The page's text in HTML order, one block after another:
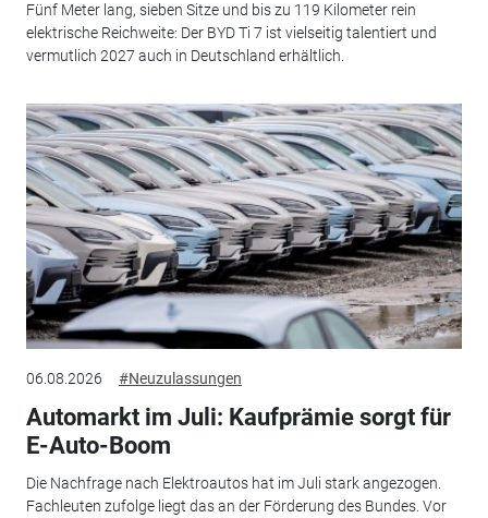
Fünf Meter lang, sieben Sitze und bis zu 119 Kilometer rein
elektrische Reichweite: Der BYD Ti 7 ist vielseitig talentiert und
vermutlich 2027 auch in Deutschland erhältlich.
06.08.2026 #Neuzulassungen
Automarkt im Juli: Kaufprämie sorgt für
E-Auto-Boom
Die Nachfrage nach Elektroautos hat im Juli stark angezogen.
Fachleuten zufolge liegt das an der Förderung des Bundes. Vor